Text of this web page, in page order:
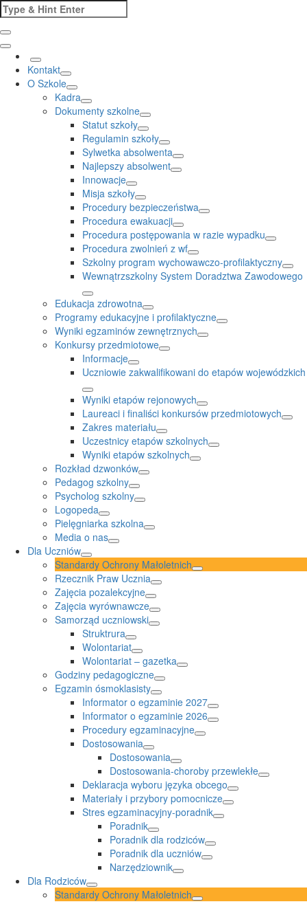
Skip
to
content
Search
for:
Kontakt
O Szkole
Kadra
Dokumenty szkolne
Statut szkoły
Regulamin szkoły
Sylwetka absolwenta
Najlepszy absolwent
Innowacje
Misja szkoły
Procedury bezpieczeństwa
Procedura ewakuacji
Procedura postępowania w razie wypadku
Procedura zwolnień z wf
Szkolny program wychowawczo-profilaktyczny
Wewnątrzszkolny System Doradztwa Zawodowego
Edukacja zdrowotna
Programy edukacyjne i profilaktyczne
Wyniki egzaminów zewnętrznych
Konkursy przedmiotowe
Informacje
Uczniowie zakwalifikowani do etapów wojewódzkich
Wyniki etapów rejonowych
Laureaci i finaliści konkursów przedmiotowych
Zakres materiału
Uczestnicy etapów szkolnych
Wyniki etapów szkolnych
Rozkład dzwonków
Pedagog szkolny
Psycholog szkolny
Logopeda
Pielęgniarka szkolna
Media o nas
Dla Uczniów
Standardy Ochrony Małoletnich
Rzecznik Praw Ucznia
Zajęcia pozalekcyjne
Zajęcia wyrównawcze
Samorząd uczniowski
Struktrura
Wolontariat
Wolontariat – gazetka
Godziny pedagogiczne
Egzamin ósmoklasisty
Informator o egzaminie 2027
Informator o egzaminie 2026
Procedury egzaminacyjne
Dostosowania
Dostosowania
Dostosowania-choroby przewlekłe
Deklaracja wyboru języka obcego
Materiały i przybory pomocnicze
Stres egzaminacyjny-poradnik
Poradnik
Poradnik dla rodziców
Poradnik dla uczniów
Narzędziownik
Dla Rodziców
Standardy Ochrony Małoletnich